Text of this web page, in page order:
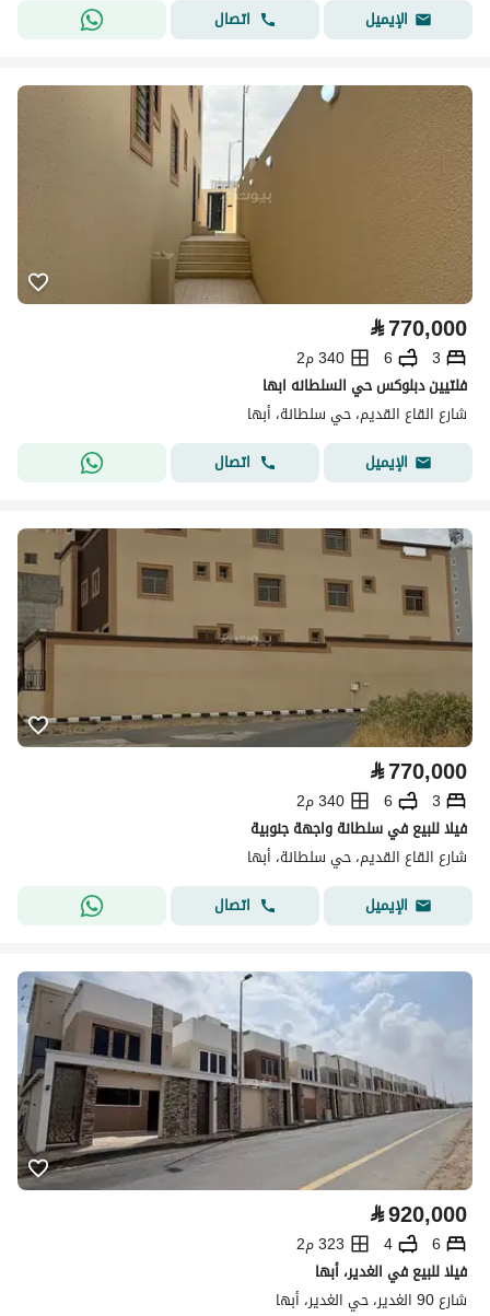
الإيميل
اتصال
⃁770,000
3
6
340 م2
فلتيين دبلوكس حي السلطانه ابها
شارع القاع القديم، حي سلطانة، أبها
الإيميل
اتصال
⃁770,000
3
6
340 م2
فيلا للبيع في سلطانة واجهة جنوبية
شارع القاع القديم، حي سلطانة، أبها
الإيميل
اتصال
⃁920,000
6
4
323 م2
فيلا للبيع في الغدير، أبها
شارع 90 الغدير، حي الغدير، أبها